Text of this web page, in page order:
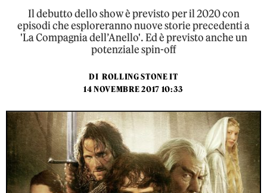
Il debutto dello show è previsto per il 2020 con
episodi che esploreranno nuove storie precedenti a
'La Compagnia dell’Anello'. Ed è previsto anche un
potenziale spin-off
DI ROLLING STONE IT
14 NOVEMBRE 2017 10:33